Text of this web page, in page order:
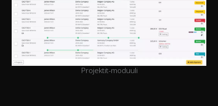
Projektit-moduuli